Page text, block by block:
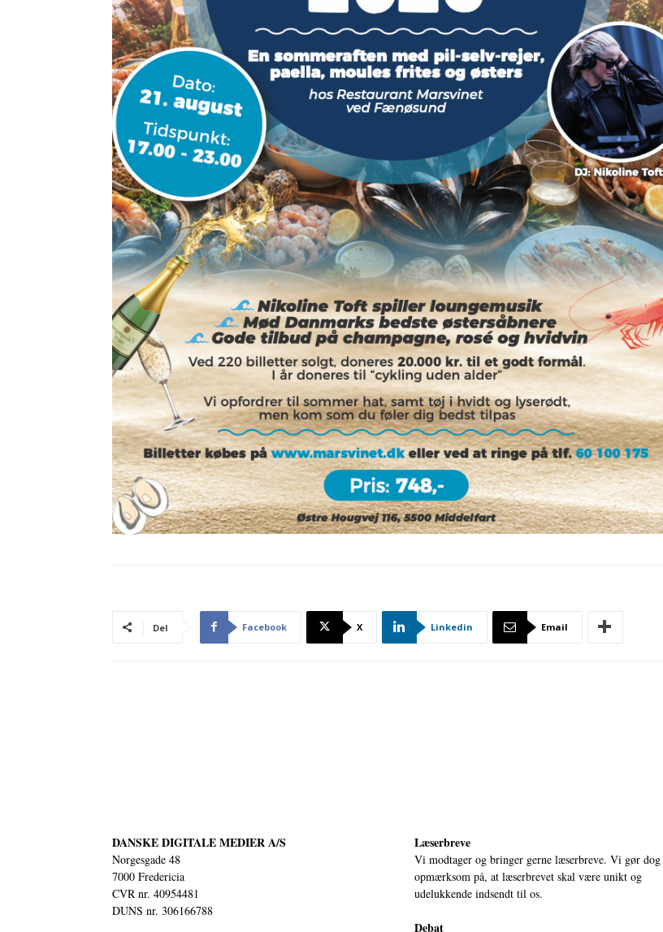
Del Facebook X Linkedin Email
DANSKE DIGITALE MEDIER A/S
Norgesgade 48
7000 Fredericia
CVR nr. 40954481
DUNS nr. 306166788
Læserbreve
Vi modtager og bringer gerne læserbreve. Vi gør dog
opmærksom på, at læserbrevet skal være unikt og
udelukkende indsendt til os.
Debat